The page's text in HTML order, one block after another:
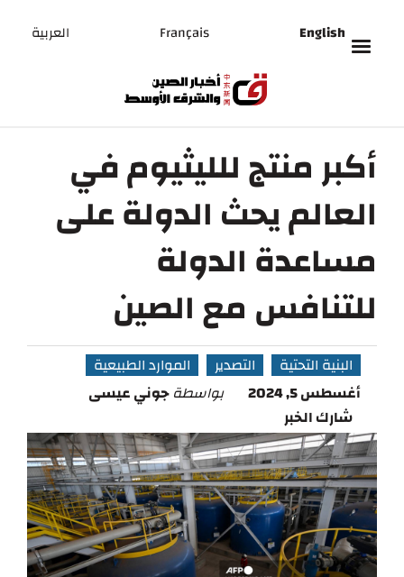
English
Français العربية
أكبر منتج للليثيوم في
العالم يحث الدولة على
مساعدة الدولة
للتنافس مع الصين
البنية التحتية التصدير
الموارد الطبيعية
أغسطس 5, 2024
بواسطةجوني عيسى
شارك الخبر